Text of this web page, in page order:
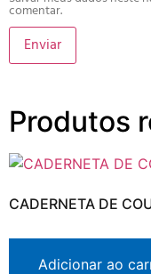
comentar.
Produtos
CADERNETA DE
Adicionar ao